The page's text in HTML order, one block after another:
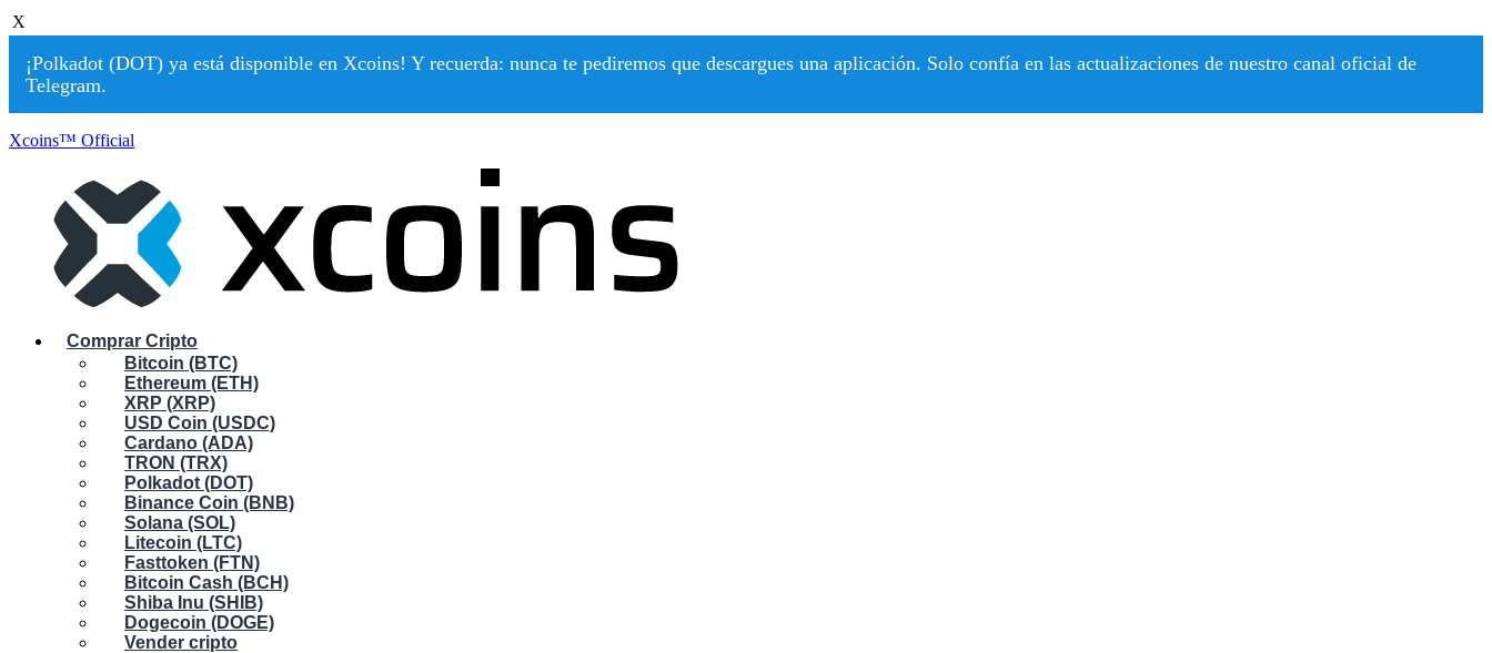
X
¡Polkadot (DOT) ya está disponible en Xcoins! Y recuerda: nunca te pediremos que descargues una aplicación. Solo confía en las actualizaciones de nuestro canal oficial de
Telegram.
Xcoins™ Official
Comprar Cripto
Bitcoin (BTC)
Ethereum (ETH)
XRP (XRP)
USD Coin (USDC)
Cardano (ADA)
TRON (TRX)
Polkadot (DOT)
Binance Coin (BNB)
Solana (SOL)
Litecoin (LTC)
Fasttoken (FTN)
Bitcoin Cash (BCH)
Shiba Inu (SHIB)
Dogecoin (DOGE)
Vender cripto